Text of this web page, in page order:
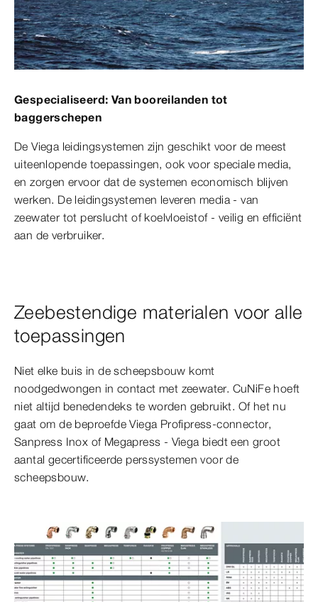
Gespecialiseerd: Van booreilanden tot
baggerschepen
De Viega leidingsystemen zijn geschikt voor de meest
uiteenlopende toepassingen, ook voor speciale media,
en zorgen ervoor dat de systemen economisch blijven
werken. De leidingsystemen leveren media - van
zeewater tot perslucht of koelvloeistof - veilig en efficiënt
aan de verbruiker.
Zeebestendige materialen voor alle
toepassingen
Niet elke buis in de scheepsbouw komt
noodgedwongen in contact met zeewater. CuNiFe hoeft
niet altijd benedendeks te worden gebruikt. Of het nu
gaat om de beproefde Viega Profipress-connector,
Sanpress Inox of Megapress - Viega biedt een groot
aantal gecertificeerde perssystemen voor de
scheepsbouw.